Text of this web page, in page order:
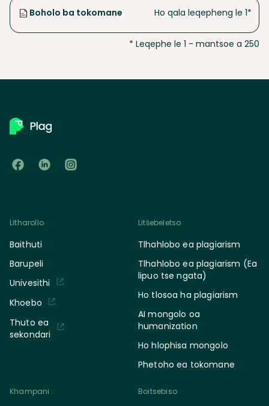
Boholo ba tokomane Ho qala leqepheng le 1*
* Leqephe le 1 - mantsoe a 250
Litharollo
Baithuti
Barupeli
Univesithi
Khoebo
Thuto ea
sekondari
Litšebeletso
Tlhahlobo ea plagiarism
Tlhahlobo ea plagiarism (Ea
lipuo tse ngata)
Ho tlosoa ha plagiarism
AI mongolo oa
humanization
Ho hlophisa mongolo
Phetoho ea tokomane
Khampani Boitsebiso